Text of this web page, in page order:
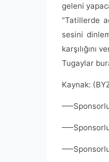
geleni
“Tatillerde
sesini
karşılığını
Tugaylar
Kaynak: